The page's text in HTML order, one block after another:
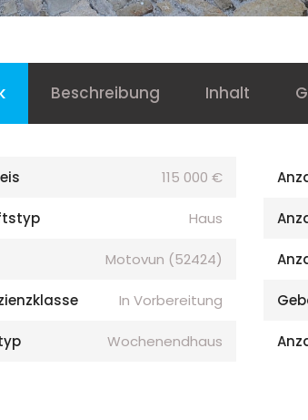
Beschreibung Inhalt
115 000 €
Haus
Motovun (52424)
In Vorbereitung
Wochenendhaus